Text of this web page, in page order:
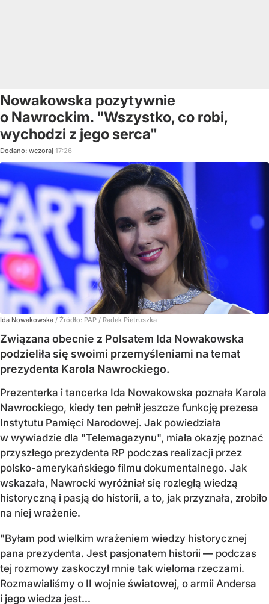
Nowakowska pozytywnie
o Nawrockim. "Wszystko, co robi,
wychodzi z jego serca"
Dodano: wczoraj 17:26
Ida Nowakowska / Źródło: PAP / Radek Pietruszka
Związana obecnie z Polsatem Ida Nowakowska
podzieliła się swoimi przemyśleniami na temat
prezydenta Karola Nawrockiego.
Prezenterka i tancerka Ida Nowakowska poznała Karola
Nawrockiego, kiedy ten pełnił jeszcze funkcję prezesa
Instytutu Pamięci Narodowej. Jak powiedziała
w wywiadzie dla "Telemagazynu", miała okazję poznać
przyszłego prezydenta RP podczas realizacji przez
polsko-amerykańskiego filmu dokumentalnego. Jak
wskazała, Nawrocki wyróżniał się rozległą wiedzą
historyczną i pasją do historii, a to, jak przyznała, zrobiło
na niej wrażenie.
"Byłam pod wielkim wrażeniem wiedzy historycznej
pana prezydenta. Jest pasjonatem historii — podczas
tej rozmowy zaskoczył mnie tak wieloma rzeczami.
Rozmawialiśmy o II wojnie światowej, o armii Andersa
i jego wiedza jest...